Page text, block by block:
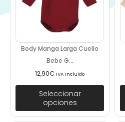
Body Manga Larga Cuello
Bebe G...
12,90€ IVA Incluido
Seleccionar
opciones